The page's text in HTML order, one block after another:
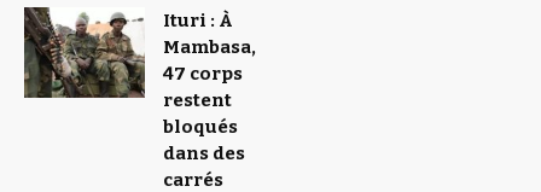
Ituri : À
Mambasa,
47 corps
restent
bloqués
dans des
carrés